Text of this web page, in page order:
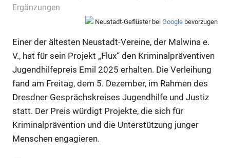
Ergänzungen
Neustadt-Geflüster bei Google bevorzugen
Einer der ältesten Neustadt-Vereine, der Malwina e.
V., hat für sein Projekt „Flux“ den Kriminalpräventiven
Jugendhilfepreis Emil 2025 erhalten. Die Verleihung
fand am Freitag, dem 5. Dezember, im Rahmen des
Dresdner Gesprächskreises Jugendhilfe und Justiz
statt. Der Preis würdigt Projekte, die sich für
Kriminalprävention und die Unterstützung junger
Menschen engagieren.